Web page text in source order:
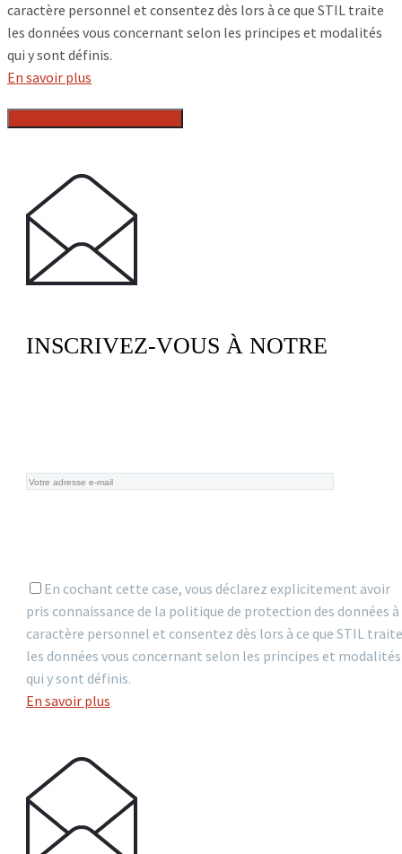
caractère personnel et consentez dès lors à ce que STIL traite
les données vous concernant selon les principes et modalités
qui y sont définis.
En savoir plus
INSCRIVEZ-VOUS À NOTRE
En cochant cette case, vous déclarez explicitement avoir
pris connaissance de la politique de protection des données à
caractère personnel et consentez dès lors à ce que STIL traite
les données vous concernant selon les principes et modalités
qui y sont définis.
En savoir plus